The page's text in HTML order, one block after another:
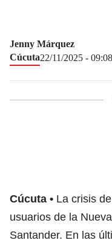
Jenny Márquez
Cúcuta22/11/2025 - 09:08
Cúcuta
La crisis
usuarios de la
Santander. En las